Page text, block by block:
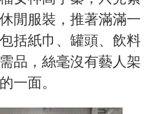
閒服裝，推著滿滿一
括紙巾、罐頭、飲料
品，絲毫沒有藝人架
一面。